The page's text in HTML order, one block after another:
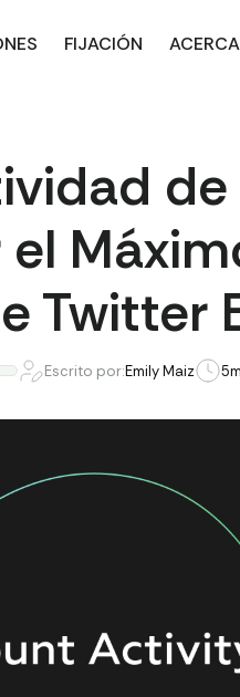
FIJACIÓN
Twitter
Escrito por:Emily Maiz 5